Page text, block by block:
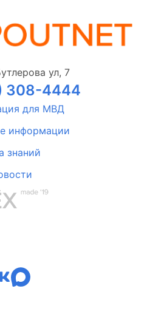
ул, 7
308-4444
для МВД
информации
знаний